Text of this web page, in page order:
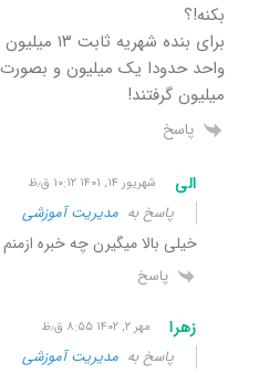
بکنه!؟
برای بنده
میلیون گرفتند!
پاسخ
الی شهریور ۱۴, ۱۴۰۱ ۱۰:۱۲ ق٫ظ
پاسخ به مدیریت آموزشی
خیلی بالا میگیرن چه خبره
پاسخ
زهرا مهر ۲, ۱۴۰۲ ۸:۵۵ ق٫ظ
پاسخ به مدیریت آموزشی